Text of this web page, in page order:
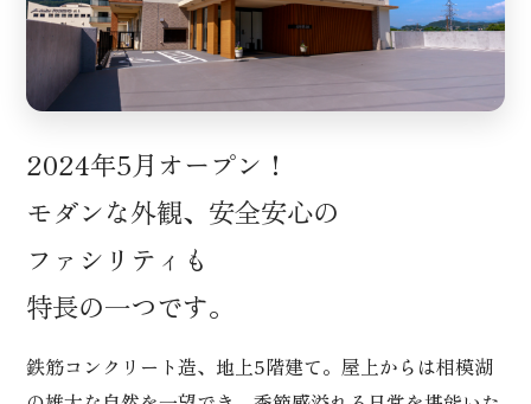
2024年5月オープン！
モダンな外観、安全安心の
ファシリティも
特長の一つです。
鉄筋コンクリート造、地上5階建て。屋上からは相模湖